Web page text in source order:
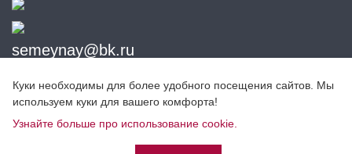
semeynay@bk.ru
Разработка сайта
Куки необходимы для более удобного посещения сайтов. Мы
используем куки для вашего комфорта!
Узнайте больше про использование cookie.